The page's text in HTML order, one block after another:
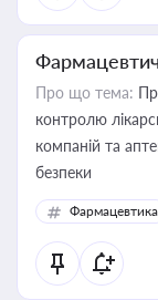
Про що тема:
контролю
компаній та
безпеки
Фармацевтика